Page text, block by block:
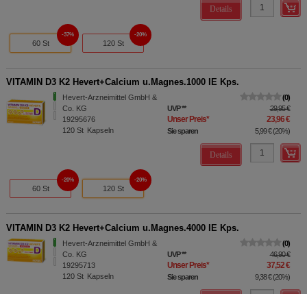
Details
60 St
37%
120 St
20%
VITAMIN D3 K2 Hevert+Calcium u.Magnes.1000 IE Kps.
Hevert-Arzneimittel GmbH &
Co. KG
19295676
120 St Kapseln
0
UVP** 29,95 €
Unser Preis* 23,96 €
Sie sparen 5,99 €(20%)
Details
60 St
20%
120 St
20%
VITAMIN D3 K2 Hevert+Calcium u.Magnes.4000 IE Kps.
Hevert-Arzneimittel GmbH &
Co. KG
19295713
120 St Kapseln
0
UVP** 46,90 €
Unser Preis* 37,52 €
Sie sparen 9,38 €(20%)